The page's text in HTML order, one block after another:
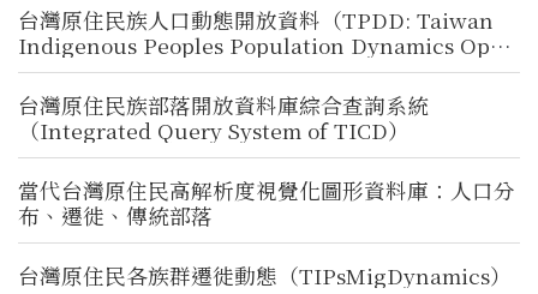
台灣原住民族人口動態開放資料（TPDD: Taiwan
Indigenous Peoples Population Dynamics Open
Data）
台灣原住民族部落開放資料庫綜合查詢系統
（Integrated Query System of TICD）
當代台灣原住民高解析度視覺化圖形資料庫：人口分
布、遷徙、傳統部落
台灣原住民各族群遷徙動態（TIPsMigDynamics）